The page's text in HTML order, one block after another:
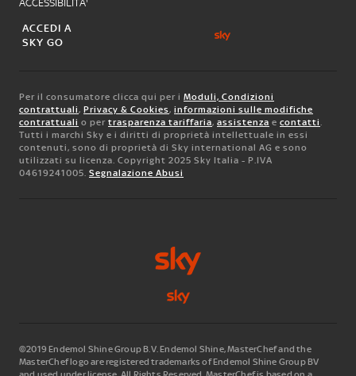
ACCESSIBILITA'
ACCEDI A
SKY GO
Per il consumatore clicca qui per i Moduli, Condizioni
contrattuali, Privacy & Cookies, informazioni sulle modifiche
contrattuali o per trasparenza tariffaria, assistenza e contatti.
Tutti i marchi Sky e i diritti di proprietà intellettuale in essi
contenuti, sono di proprietà di Sky international AG e sono
utilizzati su licenza. Copyright 2025 Sky Italia - P.IVA
04619241005. Segnalazione Abusi
©2019 Endemol Shine Group B.V. Endemol Shine, MasterChef and the
MasterChef logo are registered trademarks of Endemol Shine Group BV